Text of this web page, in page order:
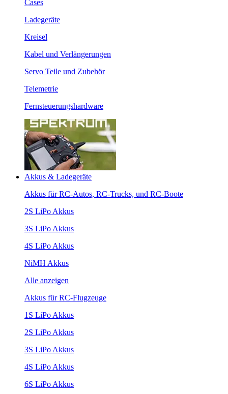
Cases
Ladegeräte
Kreisel
Kabel und Verlängerungen
Servo Teile und Zubehör
Telemetrie
Fernsteuerungshardware
Akkus & Ladegeräte
Akkus für RC-Autos, RC-Trucks, und RC-Boote
2S LiPo Akkus
3S LiPo Akkus
4S LiPo Akkus
NiMH Akkus
Alle anzeigen
Akkus für RC-Flugzeuge
1S LiPo Akkus
2S LiPo Akkus
3S LiPo Akkus
4S LiPo Akkus
6S LiPo Akkus